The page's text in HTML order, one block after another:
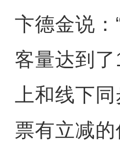
卞德金说
客量达到
上和线下
票有立减